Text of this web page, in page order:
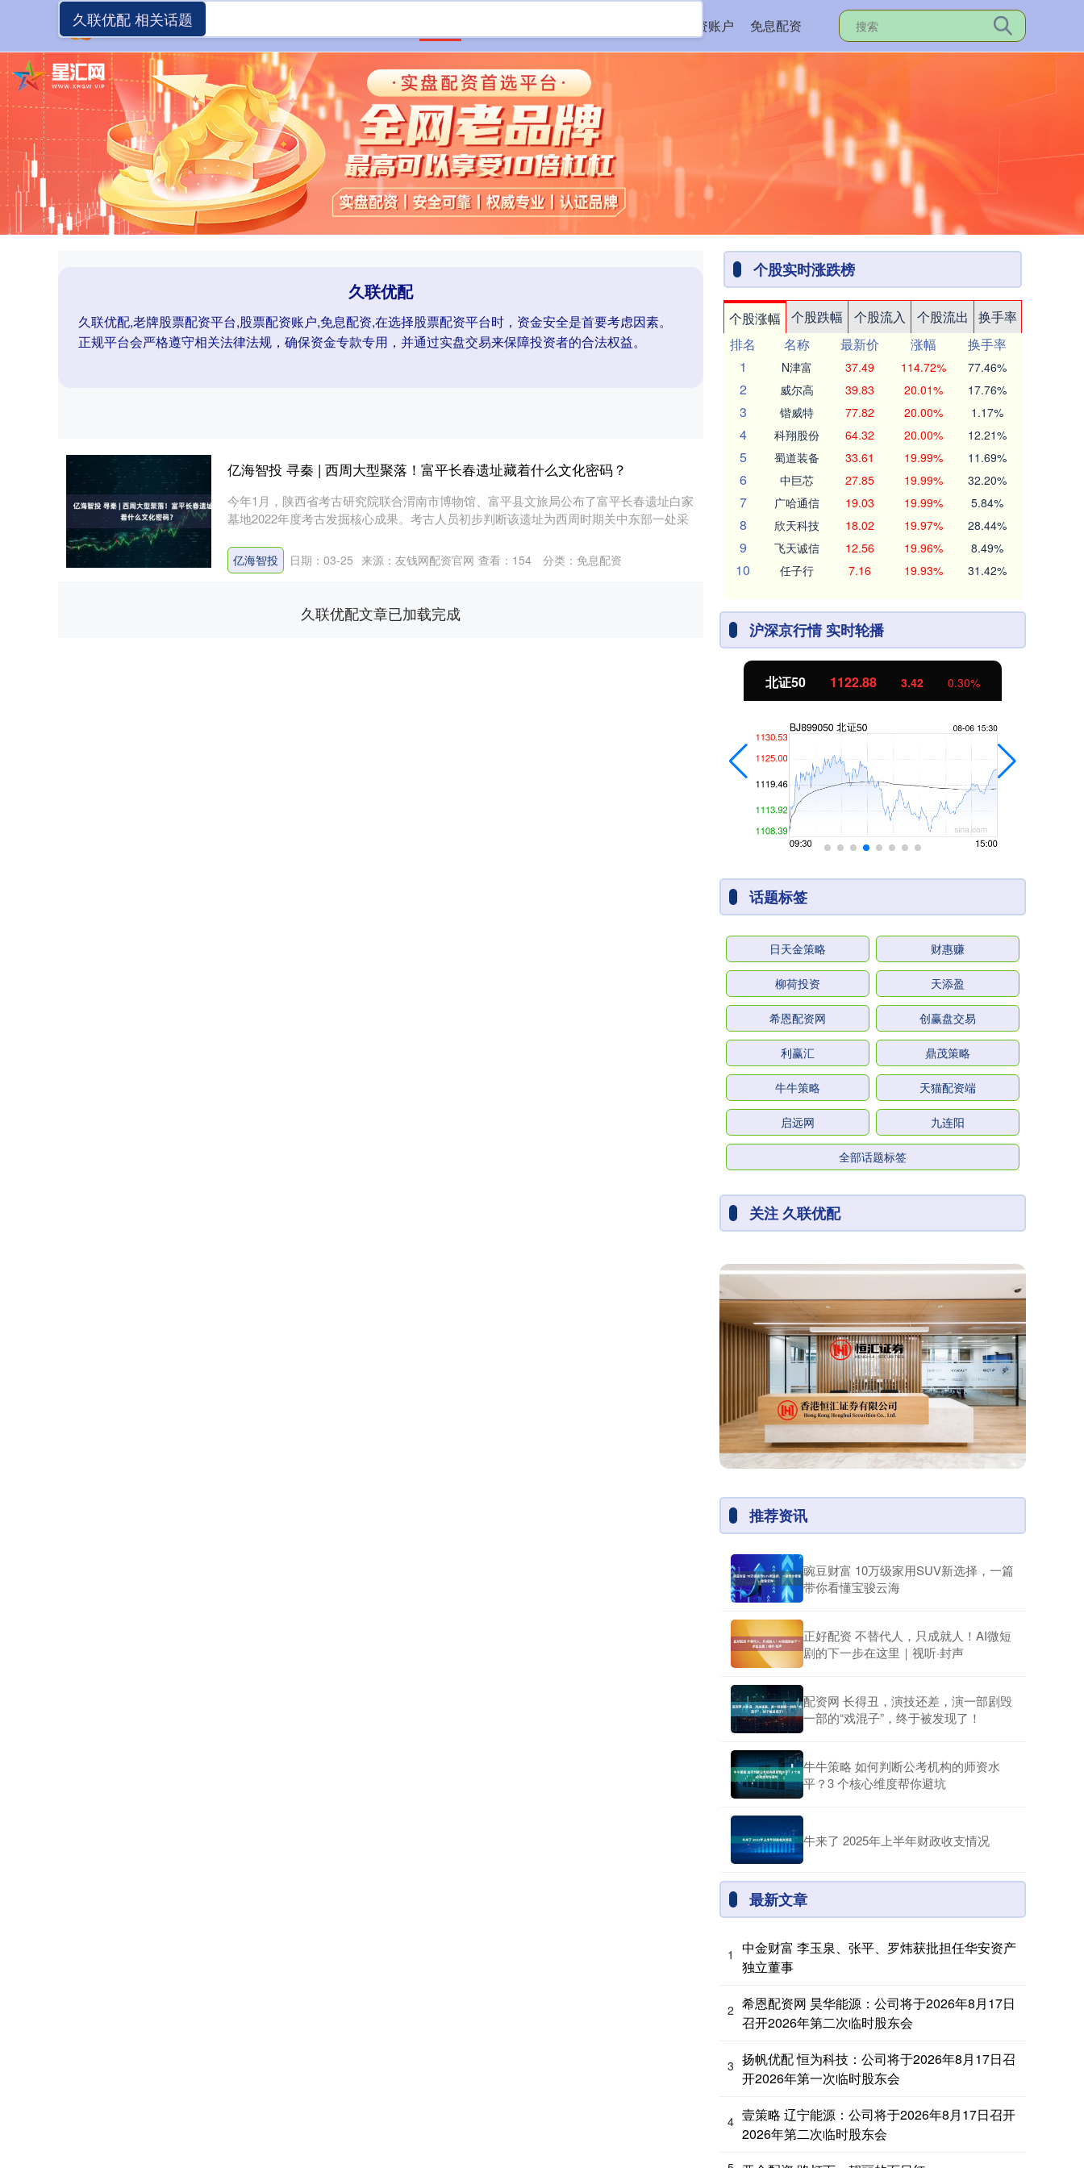
股票配资账户 免息配资
久联优配
久联优配,老牌股票配资平台,股票配资账户,免息配资,在选择股票配资平台时，资金安全是首要考虑因素。
正规平台会严格遵守相关法律法规，确保资金专款专用，并通过实盘交易来保障投资者的合法权益。
久联优配 相关话题
亿海智投 寻秦 | 西周大型聚落！富平长春遗址藏着什么文化密码？
今年1月，陕西省考古研究院联合渭南市博物馆、富平县文旅局公布了富平长春遗址白家
墓地2022年度考古发掘核心成果。考古人员初步判断该遗址为西周时期关中东部一处采
亿海智投 日期：03-25 来源：友钱网配资官网 查看： 154 分类： 免息配资
久联优配文章已加载完成
个股实时涨跌榜
个股涨幅 个股跌幅 个股流入 个股流出
换手率
排名
名称 最新价 涨幅
换手率
1
N津富 37.49 114.72% 77.46%
2 威尔高 39.83 20.01% 17.76%
3 锴威特 77.82 20.00% 1.17%
4 科翔股份 64.32 20.00% 12.21%
5 蜀道装备 33.61 19.99% 11.69%
6 中巨芯 27.85 19.99% 32.20%
7 广哈通信 19.03 19.99% 5.84%
8 欣天科技 18.02 19.97% 28.44%
9 飞天诚信 12.56 19.96% 8.49%
10 任子行 7.16 19.93% 31.42%
沪深京行情 实时轮播
北证50 1122.88 3.42 0.30%
话题标签
日天金策略 财惠赚
柳荷投资 天添盈
希恩配资网 创赢盘交易
利赢汇 鼎茂策略
牛牛策略 天猫配资端
启远网 九连阳
全部话题标签
关注 久联优配
推荐资讯
豌豆财富 10万级家用SUV新选择，一篇
带你看懂宝骏云海
正好配资 不替代人，只成就人！AI微短
剧的下一步在这里｜视听·封声
配资网 长得丑，演技还差，演一部剧毁
一部的“戏混子”，终于被发现了！
牛牛策略 如何判断公考机构的师资水
平？3 个核心维度帮你避坑
牛来了 2025年上半年财政收支情况
最新文章
1
中金财富 李玉泉、张平、罗炜获批担任华安资产
独立董事
2 希恩配资网 昊华能源：公司将于2026年8月17日
召开2026年第二次临时股东会
3 扬帆优配 恒为科技：公司将于2026年8月17日召
开2026年第一次临时股东会
4 壹策略 辽宁能源：公司将于2026年8月17日召开
2026年第二次临时股东会